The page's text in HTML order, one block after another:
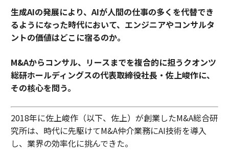
生成AIの発展により、AIが人間の仕事の多くを代替でき
るようになった時代において、エンジニアやコンサルタ
ントの価値はどこに宿るのか。
M&Aからコンサル、リースまでを複合的に担うクオンツ
総研ホールディングスの代表取締役社長・佐上峻作に、
その核心を問う。
2018年に佐上峻作（以下、佐上）が創業したM&A総合研
究所は、時代に先駆けてM&A仲介業務にAI技術を導入
し、業界の効率化に挑んできた。